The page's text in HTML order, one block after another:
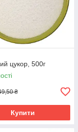
цукор, 500г
₴
Купити